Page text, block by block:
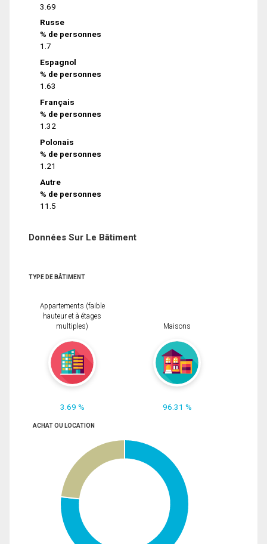
3.69
Russe
% de personnes
1.7
Espagnol
% de personnes
1.63
Français
% de personnes
1.32
Polonais
% de personnes
1.21
Autre
% de personnes
11.5
Données Sur Le Bâtiment
TYPE DE BÂTIMENT
Appartements (faible
hauteur et à étages
multiples)
3.69 %
Maisons
96.31 %
ACHAT OU LOCATION